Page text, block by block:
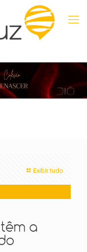
Exibir tudo
a